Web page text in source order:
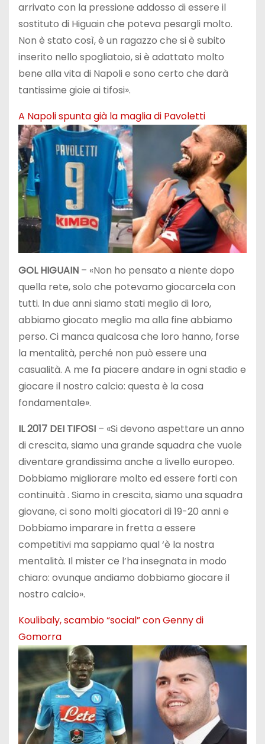
arrivato con la pressione addosso di essere il
sostituto di Higuain che poteva pesargli molto.
Non è stato così, è un ragazzo che si è subito
inserito nello spogliatoio, si è adattato molto
bene alla vita di Napoli e sono certo che darà
tantissime gioie ai tifosi».
A Napoli spunta già la maglia di Pavoletti
GOL HIGUAIN – «Non ho pensato a niente dopo
quella rete, solo che potevamo giocarcela con
tutti. In due anni siamo stati meglio di loro,
abbiamo giocato meglio ma alla fine abbiamo
perso. Ci manca qualcosa che loro hanno, forse
la mentalità, perché non può essere una
casualità. A me fa piacere andare in ogni stadio e
giocare il nostro calcio: questa è la cosa
fondamentale».
IL 2017 DEI TIFOSI – «Si devono aspettare un anno
di crescita, siamo una grande squadra che vuole
diventare grandissima anche a livello europeo.
Dobbiamo migliorare molto ed essere forti con
continuità . Siamo in crescita, siamo una squadra
giovane, ci sono molti giocatori di 19-20 anni e
Dobbiamo imparare in fretta a essere
competitivi ma sappiamo qual ‘è la nostra
mentalità. Il mister ce l’ha insegnata in modo
chiaro: ovunque andiamo dobbiamo giocare il
nostro calcio».
Koulibaly, scambio “social” con Genny di
Gomorra